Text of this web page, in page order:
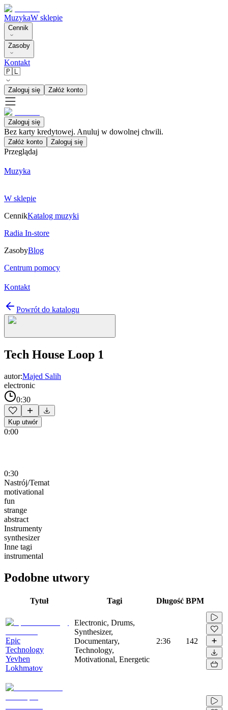
MuzykaW sklepie
Cennik
Zasoby
Kontakt
🇵🇱
Zaloguj się Załóż konto
Zaloguj się
Bez karty kredytowej. Anuluj w dowolnej chwili.
Załóż konto Zaloguj się
Przeglądaj
Muzyka
W sklepie
CennikKatalog muzyki
Radia In-store
ZasobyBlog
Centrum pomocy
Kontakt
Powrót do katalogu
Tech House Loop 1
autor:Majed Salih
electronic
0:30
Kup utwór
0:00
0:30
Nastrój/Temat
motivational
fun
strange
abstract
Instrumenty
synthesizer
Inne tagi
instrumental
Podobne utwory
Tytuł Tagi Długość BPM
Epic
Technology
Yevhen
Lokhmatov
Electronic, Drums,
Synthesizer,
Documentary,
Technology,
Motivational, Energetic
2:36 142